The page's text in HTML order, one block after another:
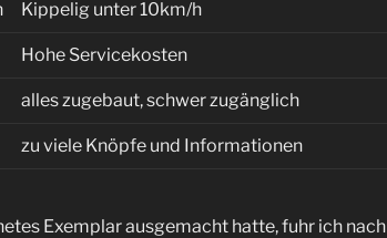
Kippelig unter 10km/h
Hohe Servicekosten
alles zugebaut, schwer zugänglich
zu viele Knöpfe und Informationen
Exemplar ausgemacht hatte, fuhr ich nach